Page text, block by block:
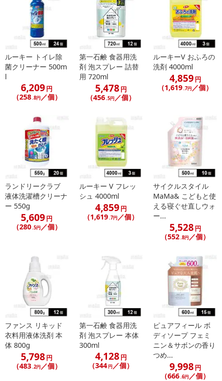
ルーキー トイレ除
菌クリーナー 500m
l
6,209円
（258.8円／個）
第一石鹸 食器用洗
剤 泡スプレー 詰替
用 720ml
5,478円
（456.5円／個）
ルーキーV おふろの
洗剤 4000ml
4,859円
（1,619.7円／個）
ランドリークラブ
液体洗濯槽クリーナ
ー 550g
5,609円
（280.5円／個）
ルーキー V フレッ
シュ 4000ml
4,859円
（1,619.7円／個）
サイクルスタイル
MaMa& こどもと使
える寝ぐせ直しウォ
ー...
5,528円
（552.8円／個）
ファンス リキッド
衣料用液体洗剤 本
体 800g
5,798円
（483.2円／個）
第一石鹸 食器用洗
剤 泡スプレー 本体
300ml
4,128円
（344 円 ／個）
ピュアフィール ボ
ディソープ フェミ
ニン＆サボンの香り
つめ...
9,998円
（666.6円 ／個）